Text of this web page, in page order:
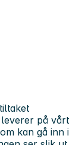
på vårt
kan gå inn i